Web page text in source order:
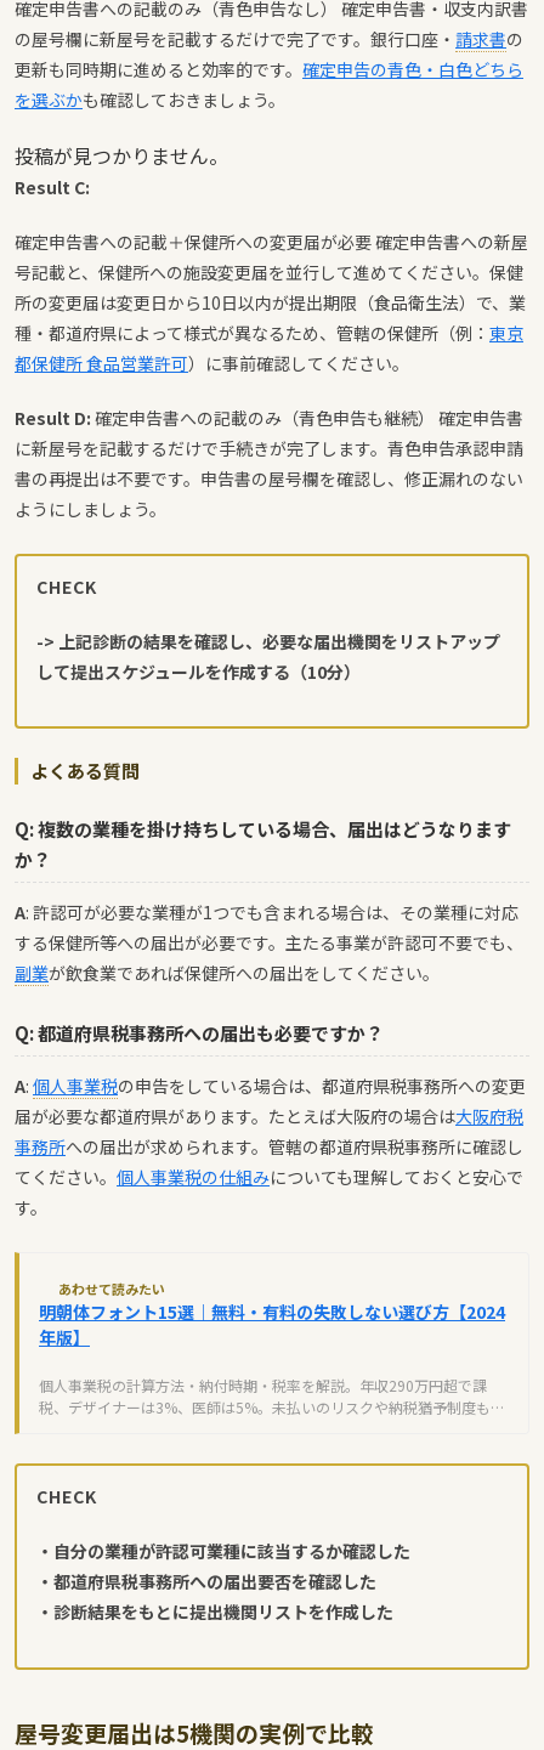
確定申告書への記載のみ（青色申告なし） 確定申告書・収支内訳書
の屋号欄に新屋号を記載するだけで完了です。銀行口座・ 請求書の
更新も同時期に進めると効率的です。 確定申告の青色・白色どちら
を選ぶかも確認しておきましょう。
投稿が見つかりません。
Result C:
確定申告書への記載＋保健所への変更届が必要 確定申告書への新屋
号記載と、保健所への施設変更届を並行して進めてください。保健
所の変更届は変更日から10日以内が提出期限（食品衛生法）で、業
種・都道府県によって様式が異なるため、管轄の保健所（例： 東京
都保健所 食品営業許可）に事前確認してください。
Result D: 確定申告書への記載のみ（青色申告も継続） 確定申告書
に新屋号を記載するだけで手続きが完了します。青色申告承認申請
書の再提出は不要です。申告書の屋号欄を確認し、修正漏れのない
ようにしましょう。
CHECK
-> 上記診断の結果を確認し、必要な届出機関をリストアップ
して提出スケジュールを作成する（10分）
よくある質問
Q: 複数の業種を掛け持ちしている場合、届出はどうなります
か？
A: 許認可が必要な業種が1つでも含まれる場合は、その業種に対応
する保健所等への届出が必要です。主たる事業が許認可不要でも、
副業が飲食業であれば保健所への届出をしてください。
Q: 都道府県税事務所への届出も必要ですか？
A: 個人事業税の申告をしている場合は、都道府県税事務所への変更
届が必要な都道府県があります。たとえば大阪府の場合は大阪府税
事務所への届出が求められます。管轄の都道府県税事務所に確認し
てください。 個人事業税の仕組みについても理解しておくと安心で
す。
あわせて読みたい
明朝体フォント15選｜無料・有料の失敗しない選び方【2024
年版】
個人事業税の計算方法・納付時期・税率を解説。年収290万円超で課
税、デザイナーは3%、医師は5%。未払いのリスクや納税猶予制度も紹
CHECK
・自分の業種が許認可業種に該当するか確認した
・都道府県税事務所への届出要否を確認した
・診断結果をもとに提出機関リストを作成した
屋号変更届出は5機関の実例で比較